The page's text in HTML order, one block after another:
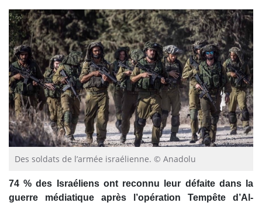
Des soldats de l’armée israélienne. © Anadolu
74 % des Israéliens ont reconnu leur défaite dans la
guerre médiatique après l’opération Tempête d’Al-